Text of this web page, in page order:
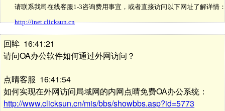
请联系我司在线客服1-3咨询费用事宜，或者直接访问以下网址了解详情
http://inet.clicksun.cn
回眸 16:41:21
请问OA办公软件如何通过外网访问？
点晴客服 16:41:54
如何实现在外网访问局域网的内网点晴免费OA办公系统：
http://www.clicksun.cn/mis/bbs/showbbs.asp?id=5773